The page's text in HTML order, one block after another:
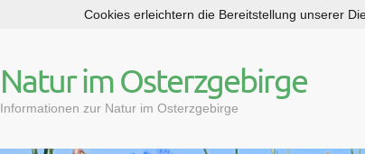
p
t
c
Natur im Osterzgebirge
Informationen zur Natur im Osterzgebirge
Cookies erleichtern die Bereitstellung unserer